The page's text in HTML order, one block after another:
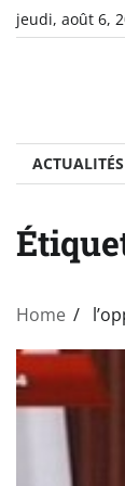
Skipjeudi, août 6,
ACTUALITÉS
Home